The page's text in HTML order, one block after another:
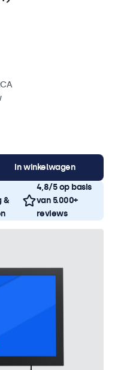
In winkelwagen
&
4,8/5 op basis
van 5.000+
reviews